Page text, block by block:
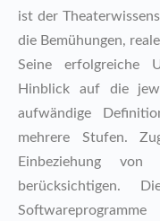
ist der
die Bemühungen,
Seine erfolgreiche
Hinblick auf die
aufwändige
mehrere Stufen.
Einbeziehung
berücksichtigen.